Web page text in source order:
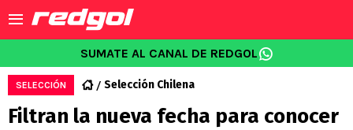
SUMATE AL CANAL DE REDGOL
SELECCIÓN Selección Chilena
Filtran la nueva fecha para conocer